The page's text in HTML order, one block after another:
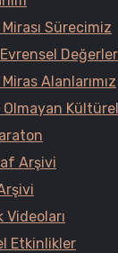
Sürecimiz
Alanlarımız
Kültürel
Arşivi
Videoları
Etkinlikler